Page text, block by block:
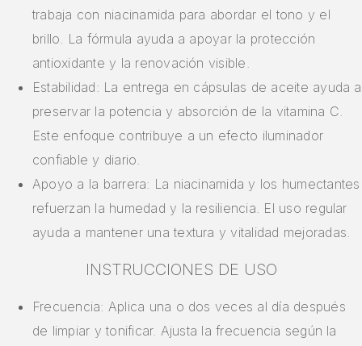
trabaja con niacinamida para abordar el tono y el
brillo. La fórmula ayuda a apoyar la protección
antioxidante y la renovación visible.
Estabilidad: La entrega en cápsulas de aceite ayuda a
preservar la potencia y absorción de la vitamina C.
Este enfoque contribuye a un efecto iluminador
confiable y diario.
Apoyo a la barrera: La niacinamida y los humectantes
refuerzan la humedad y la resiliencia. El uso regular
ayuda a mantener una textura y vitalidad mejoradas.
INSTRUCCIONES DE USO
Frecuencia: Aplica una o dos veces al día después
de limpiar y tonificar. Ajusta la frecuencia según la